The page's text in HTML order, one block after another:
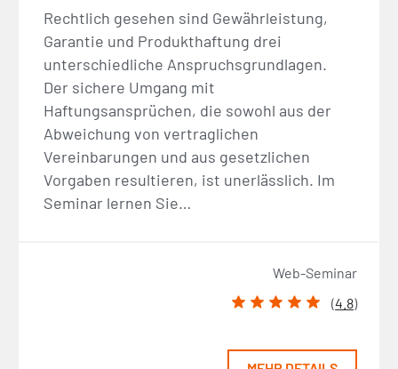
Rechtlich gesehen sind Gewährleistung,
Garantie und Produkthaftung drei
unterschiedliche Anspruchsgrundlagen.
Der sichere Umgang mit
Haftungsansprüchen, die sowohl aus der
Abweichung von vertraglichen
Vereinbarungen und aus gesetzlichen
Vorgaben resultieren, ist unerlässlich. Im
Seminar lernen Sie…
Web-Seminar
(4.8)